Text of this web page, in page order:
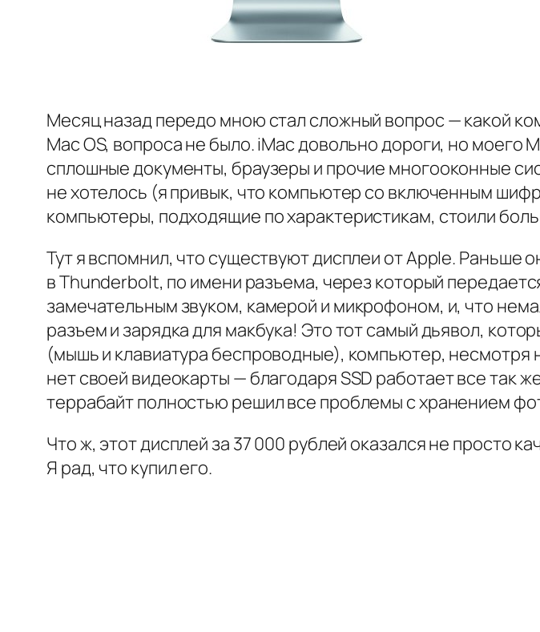
Месяц назад передо мною стал сложный вопрос — какой
Mac OS, вопроса не было. iMac довольно дороги, но моего
сплошные документы, браузеры и прочие многооконные
не хотелось (я привык, что компьютер со включенным
компьютеры, подходящие по характеристикам, стоили
Тут я вспомнил, что существуют дисплеи от Apple. Раньше
в Thunderbolt, по имени разъема, через который
замечательным звуком, камерой и микрофоном, и, что
разъем и зарядка для макбука! Это тот самый дьявол,
(мышь и клавиатура беспроводные), компьютер, несмотря
нет своей видеокарты — благодаря SSD работает все так
террабайт полностью решил все проблемы с хранением
Что ж, этот дисплей за 37 000 рублей оказался не просто
Я рад, что купил его.